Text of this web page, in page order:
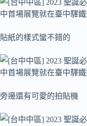
貼紙的樣式蠻不錯的
旁邊還有可愛的拍貼機